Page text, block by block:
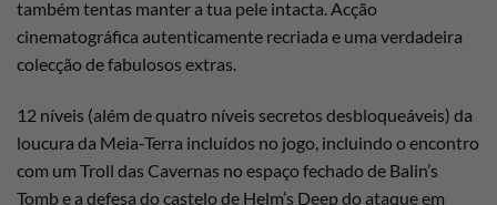
também tentas manter a tua pele intacta. Acção
cinematográfica autenticamente recriada e uma verdadeira
colecção de fabulosos extras.
12 níveis (além de quatro níveis secretos desbloqueáveis) da
loucura da Meia-Terra incluídos no jogo, incluindo o encontro
com um Troll das Cavernas no espaço fechado de Balin’s
Tomb e a defesa do castelo de Helm’s Deep do ataque em